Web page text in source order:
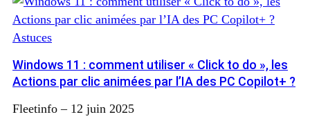
Astuces
Windows 11 : comment utiliser « Click to do », les
Actions par clic animées par l’IA des PC Copilot+ ?
Fleetinfo – 12 juin 2025